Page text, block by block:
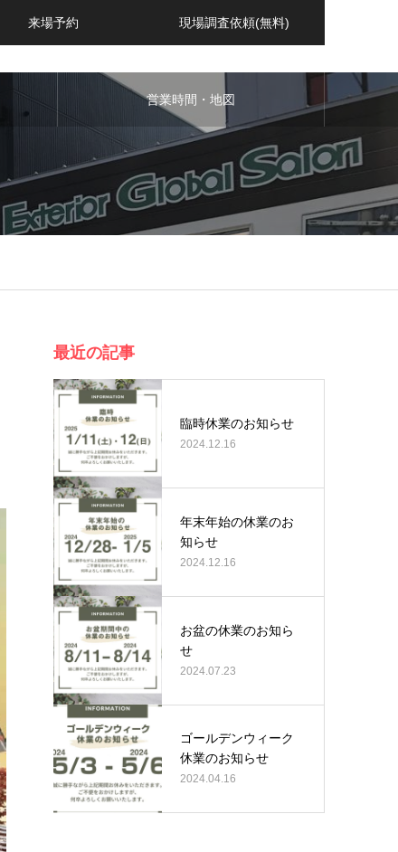
来場予約 現場調査依頼(無料)
営業時間・地図
最近の記事
臨時休業のお知らせ
2024.12.16
年末年始の休業のお
知らせ
2024.12.16
お盆の休業のお知ら
せ
2024.07.23
ゴールデンウィーク
休業のお知らせ
2024.04.16